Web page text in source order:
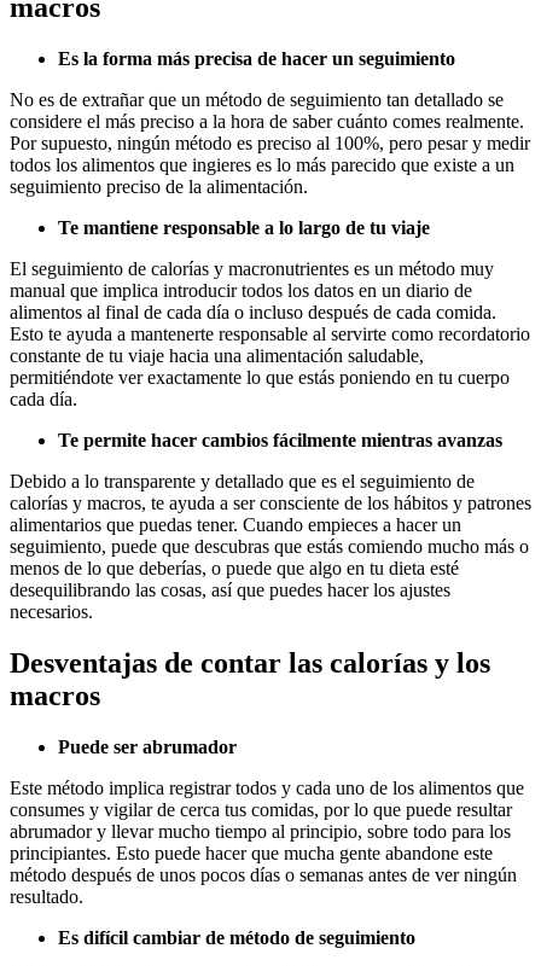
macros
Es la forma más precisa de hacer un seguimiento
No es de extrañar que un método de seguimiento tan detallado se
considere el más preciso a la hora de saber cuánto comes realmente.
Por supuesto, ningún método es preciso al 100%, pero pesar y medir
todos los alimentos que ingieres es lo más parecido que existe a un
seguimiento preciso de la alimentación.
Te mantiene responsable a lo largo de tu viaje
El seguimiento de calorías y macronutrientes es un método muy
manual que implica introducir todos los datos en un diario de
alimentos al final de cada día o incluso después de cada comida.
Esto te ayuda a mantenerte responsable al servirte como recordatorio
constante de tu viaje hacia una alimentación saludable,
permitiéndote ver exactamente lo que estás poniendo en tu cuerpo
cada día.
Te permite hacer cambios fácilmente mientras avanzas
Debido a lo transparente y detallado que es el seguimiento de
calorías y macros, te ayuda a ser consciente de los hábitos y patrones
alimentarios que puedas tener. Cuando empieces a hacer un
seguimiento, puede que descubras que estás comiendo mucho más o
menos de lo que deberías, o puede que algo en tu dieta esté
desequilibrando las cosas, así que puedes hacer los ajustes
necesarios.
Desventajas de contar las calorías y los
macros
Puede ser abrumador
Este método implica registrar todos y cada uno de los alimentos que
consumes y vigilar de cerca tus comidas, por lo que puede resultar
abrumador y llevar mucho tiempo al principio, sobre todo para los
principiantes. Esto puede hacer que mucha gente abandone este
método después de unos pocos días o semanas antes de ver ningún
resultado.
Es difícil cambiar de método de seguimiento